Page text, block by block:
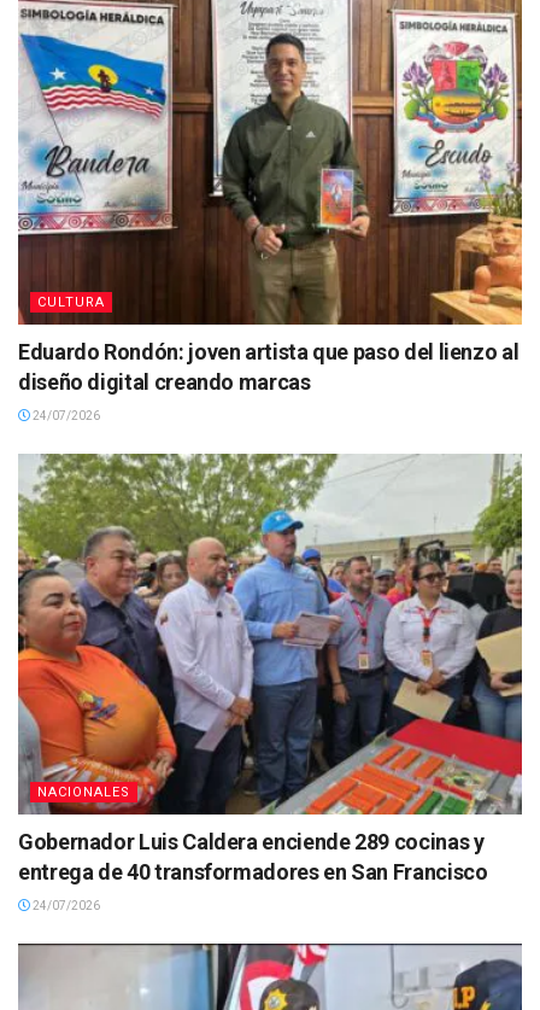
CULTURA
Eduardo Rondón: joven artista que paso del lienzo al
diseño digital creando marcas
24/07/2026
NACIONALES
Gobernador Luis Caldera enciende 289 cocinas y
entrega de 40 transformadores en San Francisco
24/07/2026